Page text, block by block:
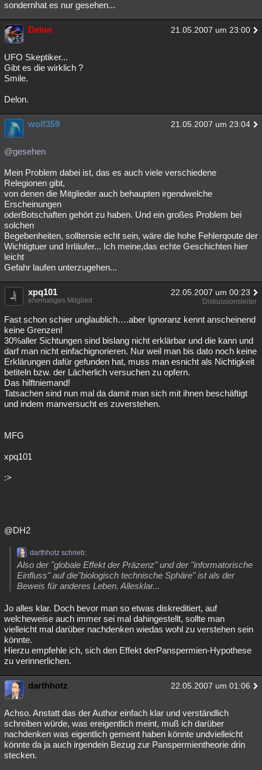
sondernhat es nur gesehen...
Delon 21.05.2007 um 23:00
UFO Skeptiker...
Gibt es die wirklich ?
Smile.
Delon.
wolf359 21.05.2007 um 23:04
@gesehen
Mein Problem dabei ist, das es auch viele verschiedene
Relegionen gibt,
von denen die Mitglieder auch behaupten irgendwelche
Erscheinungen
oderBotschaften gehört zu haben. Und ein großes Problem bei
solchen
Begebenheiten, solltensie echt sein, wäre die hohe Fehlerqoute der
Wichtigtuer und Irrläufer... Ich meine,das echte Geschichten hier
leicht
Gefahr laufen unterzugehen...
xpq101 22.05.2007 um 00:23
ehemaliges Mitglied Diskussionsleiter
Fast schon schier unglaublich….aber Ignoranz kennt anscheinend
keine Grenzen!
30%aller Sichtungen sind bislang nicht erklärbar und die kann und
darf man nicht einfachignorieren. Nur weil man bis dato noch keine
Erklärungen dafür gefunden hat, muss man esnicht als Nichtigkeit
betiteln bzw. der Lächerlich versuchen zu opfern.
Das hilftniemand!
Tatsachen sind nun mal da damit man sich mit ihnen beschäftigt
und indem manversucht es zuverstehen.
MFG
xpq101
:>
@DH2
darthhotz schrieb:
Also der "globale Effekt der Präzenz" und der "informatorische
Einfluss" auf die"biologisch technische Sphäre" ist als der
Beweis für anderes Leben. Allesklar...
Jo alles klar. Doch bevor man so etwas diskreditiert, auf
welcheweise auch immer sei mal dahingestellt, sollte man
vielleicht mal darüber nachdenken wiedas wohl zu verstehen sein
könnte.
Hierzu empfehle ich, sich den Effekt derPanspermien-Hypothese
zu verinnerlichen.
darthhotz 22.05.2007 um 01:06
Achso. Anstatt das der Author einfach klar und verständlich
schreiben würde, was ereigentlich meint, muß ich darüber
nachdenken was eigentlich gemeint haben könnte undvielleicht
könnte da ja auch irgendein Bezug zur Panspermientheorie drin
stecken.